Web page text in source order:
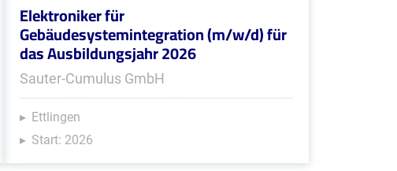
Elektroniker für
Gebäudesystemintegration (m/w/d) für
das Ausbildungsjahr 2026
Sauter-Cumulus GmbH
Ettlingen
Start: 2026